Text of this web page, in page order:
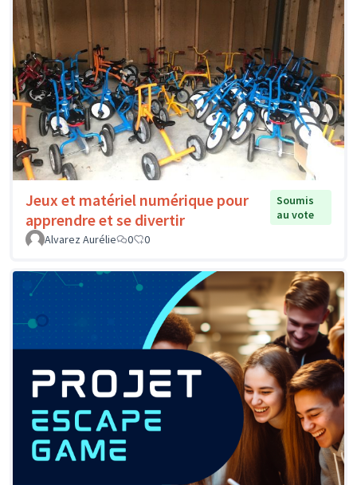
Jeux et matériel numérique pour
apprendre et se divertir
Soumis
au vote
Alvarez Aurélie
0 0